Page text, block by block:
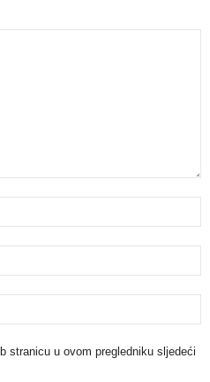
stranicu u ovom pregledniku sljedeći